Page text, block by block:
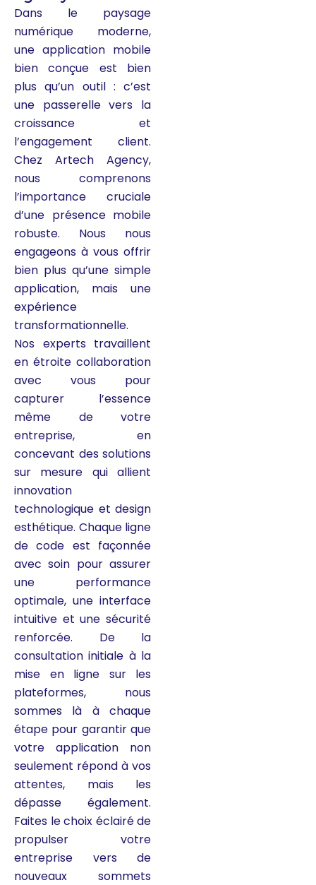
Dans le paysage
numérique moderne,
une application mobile
bien conçue est bien
plus qu’un outil : c’est
une passerelle vers la
croissance et
l’engagement client.
Chez Artech Agency,
nous comprenons
l’importance cruciale
d’une présence mobile
robuste. Nous nous
engageons à vous offrir
bien plus qu’une simple
application, mais une
expérience
transformationnelle.
Nos experts travaillent
en étroite collaboration
avec vous pour
capturer l’essence
même de votre
entreprise, en
concevant des solutions
sur mesure qui allient
innovation
technologique et design
esthétique. Chaque ligne
de code est façonnée
avec soin pour assurer
une performance
optimale, une interface
intuitive et une sécurité
renforcée. De la
consultation initiale à la
mise en ligne sur les
plateformes, nous
sommes là à chaque
étape pour garantir que
votre application non
seulement répond à vos
attentes, mais les
dépasse également.
Faites le choix éclairé de
propulser votre
entreprise vers de
nouveaux sommets